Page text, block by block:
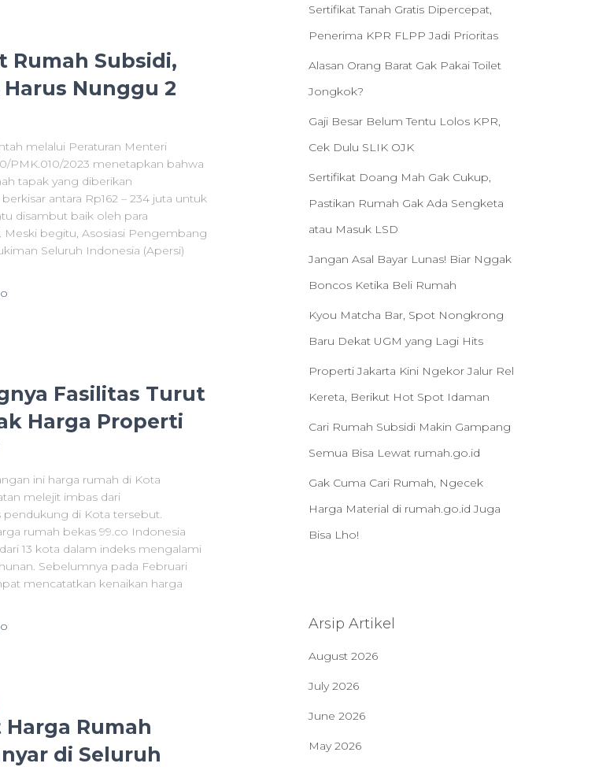
Rumah Subsidi,
Harus Nunggu 2
melalui Peraturan Menteri
PMK.010/2023 menetapkan bahwa
tapak yang diberikan
antara Rp162 – 234 juta untuk
disambut baik oleh para
begitu, Asosiasi Pengembang
Seluruh Indonesia (Apersi)
Fasilitas Turut
Harga Properti
ini harga rumah di Kota
melejit imbas dari
pendukung di Kota tersebut.
rumah bekas 99.co Indonesia
13 kota dalam indeks mengalami
Sebelumnya pada Februari
mencatatkan kenaikan harga
Rumah
di Seluruh
Sertifikat Tanah Gratis Dipercepat,
Penerima KPR FLPP Jadi Prioritas
Alasan Orang Barat Gak Pakai Toilet
Jongkok?
Gaji Besar Belum Tentu Lolos KPR,
Cek Dulu SLIK OJK
Sertifikat Doang Mah Gak Cukup,
Pastikan Rumah Gak Ada Sengketa
atau Masuk LSD
Jangan Asal Bayar Lunas! Biar Nggak
Boncos Ketika Beli Rumah
Kyou Matcha Bar, Spot Nongkrong
Baru Dekat UGM yang Lagi Hits
Properti Jakarta Kini Ngekor Jalur Rel
Kereta, Berikut Hot Spot Idaman
Cari Rumah Subsidi Makin Gampang
Semua Bisa Lewat rumah.go.id
Gak Cuma Cari Rumah, Ngecek
Harga Material di rumah.go.id Juga
Bisa Lho!
Arsip Artikel
August 2026
July 2026
June 2026
May 2026